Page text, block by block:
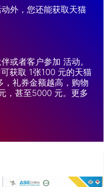
外，您还能获取天猫
或者客户参加 活动。
获取 1张100 元的天猫
，礼券金额越高，购物
，甚至5000 元。更多